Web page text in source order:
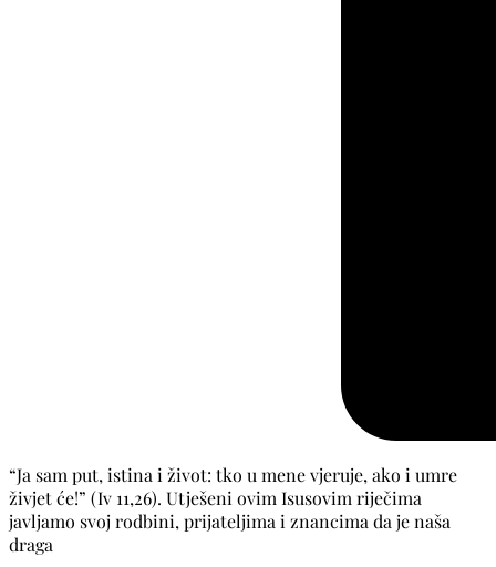
“Ja sam put, istina i život: tko u mene vjeruje, ako i umre
živjet će!” (Iv 11,26). Utješeni ovim Isusovim riječima
javljamo svoj rodbini, prijateljima i znancima da je naša
draga